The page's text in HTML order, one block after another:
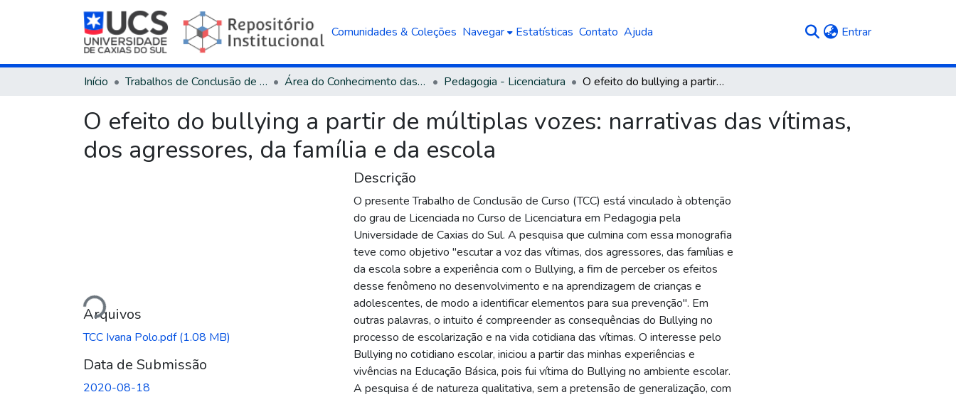
Comunidades & Coleções Navegar Estatísticas Contato Ajuda Entrar(current)
Início Trabalhos de Conclusão de Curso Área do Conhecimento das Ciências Humanas Pedagogia - Licenciatura O efeito do bullying a partir de múltiplas vozes: narrativas das vítimas, dos agressores, da família e da escola
O efeito do bullying a partir de múltiplas vozes: narrativas das vítimas,
dos agressores, da família e da escola
Carregando...
Arquivos
TCC Ivana Polo.pdf(1.08 MB)
Data de Submissão
2020-08-18
Descrição
O presente Trabalho de Conclusão de Curso (TCC) está vinculado à obtenção
do grau de Licenciada no Curso de Licenciatura em Pedagogia pela
Universidade de Caxias do Sul. A pesquisa que culmina com essa monografia
teve como objetivo "escutar a voz das vítimas, dos agressores, das famílias e
da escola sobre a experiência com o Bullying, a fim de perceber os efeitos
desse fenômeno no desenvolvimento e na aprendizagem de crianças e
adolescentes, de modo a identificar elementos para sua prevenção". Em
outras palavras, o intuito é compreender as consequências do Bullying no
processo de escolarização e na vida cotidiana das vítimas. O interesse pelo
Bullying no cotidiano escolar, iniciou a partir das minhas experiências e
vivências na Educação Básica, pois fui vítima do Bullying no ambiente escolar.
A pesquisa é de natureza qualitativa, sem a pretensão de generalização, com